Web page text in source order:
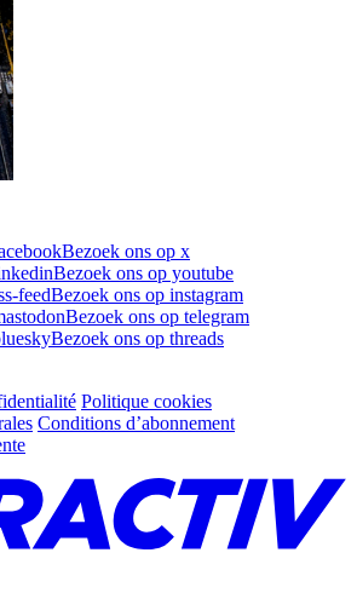
Bezoek ons op x
Bezoek ons op youtube
feedBezoek ons op instagram
Bezoek ons op telegram
Bezoek ons op threads
Politique cookies
Conditions d’abonnement